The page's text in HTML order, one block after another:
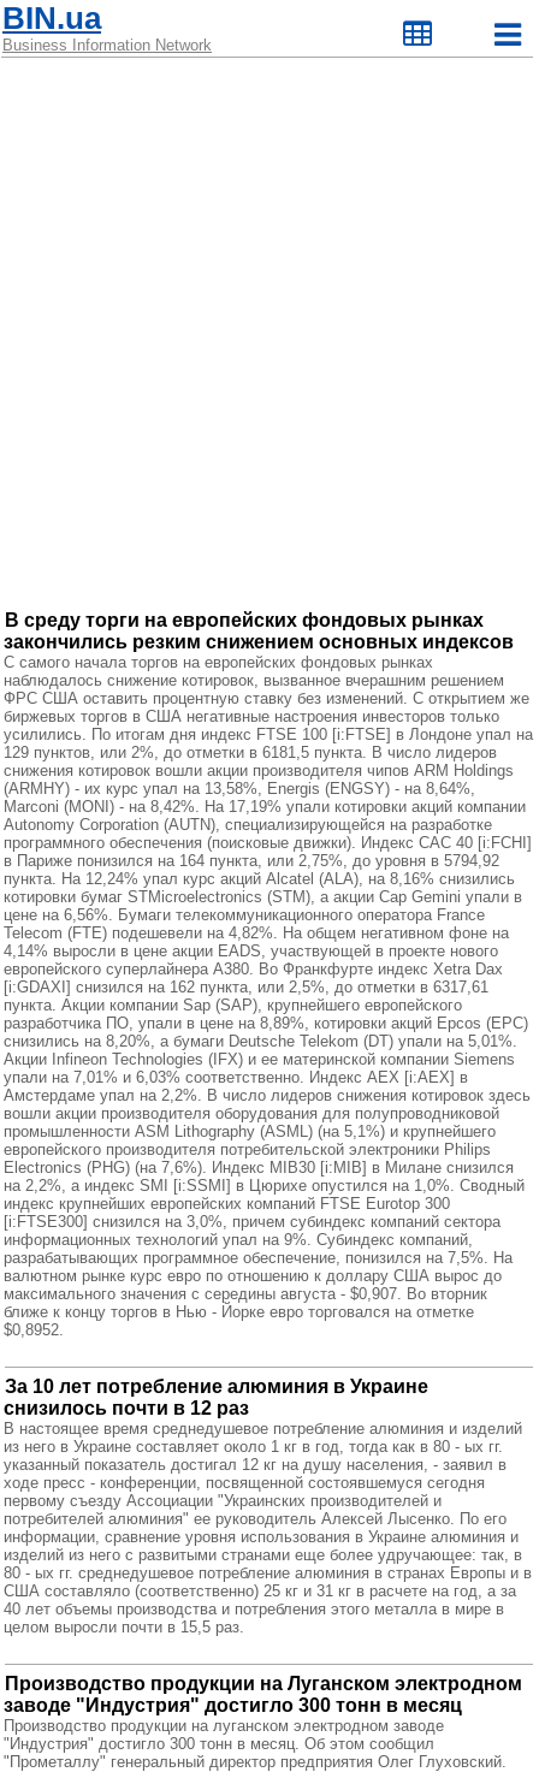
BIN.ua
Business Information Network
В среду торги на европейских фондовых рынках
закончились резким снижением основных индексов
С самого начала торгов на европейских фондовых рынках
наблюдалось снижение котировок, вызванное вчерашним решением
ФРС США оставить процентную ставку без изменений. С открытием же
биржевых торгов в США негативные настроения инвесторов только
усилились. По итогам дня индекс FTSE 100 [i:FTSE] в Лондоне упал на
129 пунктов, или 2%, до отметки в 6181,5 пункта. В число лидеров
снижения котировок вошли акции производителя чипов ARM Holdings
(ARMHY) - их курс упал на 13,58%, Energis (ENGSY) - на 8,64%,
Marconi (MONI) - на 8,42%. На 17,19% упали котировки акций компании
Autonomy Corporation (AUTN), специализирующейся на разработке
программного обеспечения (поисковые движки). Индекс CAC 40 [i:FCHI]
в Париже понизился на 164 пункта, или 2,75%, до уровня в 5794,92
пункта. На 12,24% упал курс акций Alcatel (ALA), на 8,16% снизились
котировки бумаг STMicroelectronics (STM), а акции Cap Gemini упали в
цене на 6,56%. Бумаги телекоммуникационного оператора France
Telecom (FTE) подешевели на 4,82%. На общем негативном фоне на
4,14% выросли в цене акции EADS, участвующей в проекте нового
европейского суперлайнера A380. Во Франкфурте индекс Xetra Dax
[i:GDAXI] снизился на 162 пункта, или 2,5%, до отметки в 6317,61
пункта. Акции компании Sap (SAP), крупнейшего европейского
разработчика ПО, упали в цене на 8,89%, котировки акций Epcos (EPC)
снизились на 8,20%, а бумаги Deutsche Telekom (DT) упали на 5,01%.
Акции Infineon Technologies (IFX) и ее материнской компании Siemens
упали на 7,01% и 6,03% соответственно. Индекс AEX [i:AEX] в
Амстердаме упал на 2,2%. В число лидеров снижения котировок здесь
вошли акции производителя оборудования для полупроводниковой
промышленности ASM Lithography (ASML) (на 5,1%) и крупнейшего
европейского производителя потребительской электроники Philips
Electronics (PHG) (на 7,6%). Индекс MIB30 [i:MIB] в Милане снизился
на 2,2%, а индекс SMI [i:SSMI] в Цюрихе опустился на 1,0%. Сводный
индекс крупнейших европейских компаний FTSE Eurotop 300
[i:FTSE300] снизился на 3,0%, причем субиндекс компаний сектора
информационных технологий упал на 9%. Субиндекс компаний,
разрабатывающих программное обеспечение, понизился на 7,5%. На
валютном рынке курс евро по отношению к доллару США вырос до
максимального значения с середины августа - $0,907. Во вторник
ближе к концу торгов в Нью - Йорке евро торговался на отметке
$0,8952.
За 10 лет потребление алюминия в Украине
снизилось почти в 12 раз
В настоящее время среднедушевое потребление алюминия и изделий
из него в Украине составляет около 1 кг в год, тогда как в 80 - ых гг.
указанный показатель достигал 12 кг на душу населения, - заявил в
ходе пресс - конференции, посвященной состоявшемуся сегодня
первому съезду Ассоциации "Украинских производителей и
потребителей алюминия" ее руководитель Алексей Лысенко. По его
информации, сравнение уровня использования в Украине алюминия и
изделий из него с развитыми странами еще более удручающее: так, в
80 - ых гг. среднедушевое потребление алюминия в странах Европы и в
США составляло (соответственно) 25 кг и 31 кг в расчете на год, а за
40 лет объемы производства и потребления этого металла в мире в
целом выросли почти в 15,5 раз.
Производство продукции на Луганском электродном
заводе "Индустрия" достигло 300 тонн в месяц
Производство продукции на луганском электродном заводе
"Индустрия" достигло 300 тонн в месяц. Об этом сообщил
"Прометаллу" генеральный директор предприятия Олег Глуховский.